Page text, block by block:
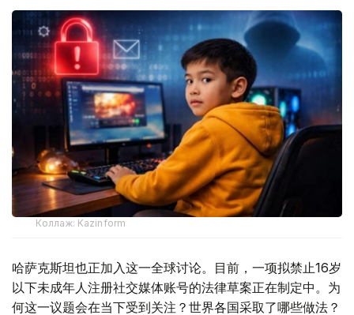
Коллаж: Kazinform
哈萨克斯坦也正加入这一全球讨论。目前，一项拟禁止16岁
以下未成年人注册社交媒体账号的法律草案正在制定中。为
何这一议题会在当下受到关注？世界各国采取了哪些做法？